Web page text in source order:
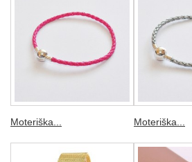
Moteriška... Moteriška...